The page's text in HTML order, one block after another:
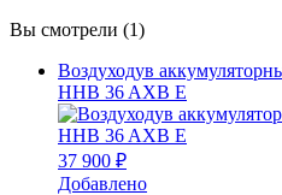
Вы смотрели (1)
Воздуходув
HHB 36 AXB E
37 900 ₽
Добавлено